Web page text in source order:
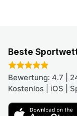
Beste
Bewertung: 4.7 |
Kostenlos | iOS |